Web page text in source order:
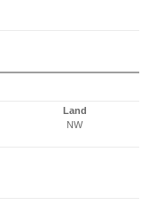
Land
NW